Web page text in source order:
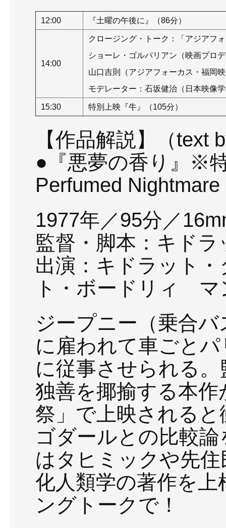
12:00 『土曜の午後に』（86分）
14:00
クロージング・トーク：「アジアフ
ショーレ・ゴルパリアン（映画プロ
山口吉則（アジアフォーカス・福岡
モデレーター：石坂健治（日本映像
15:30 特別上映『牛』（105分）
【作品解説】（text
●『悪夢の香り』※
Perfumed Nightmare
1977年／95分／
監督・脚本：キド
出演：キドラット
ト・ボードリィ マ
ジープニー（乗合
に雇われて車ごと
に従事させられる
独善を揶揄する本
祭」で上映される
ゴダールとの比較
はタヒミックや先
化人類学の著作を
ングトークで！